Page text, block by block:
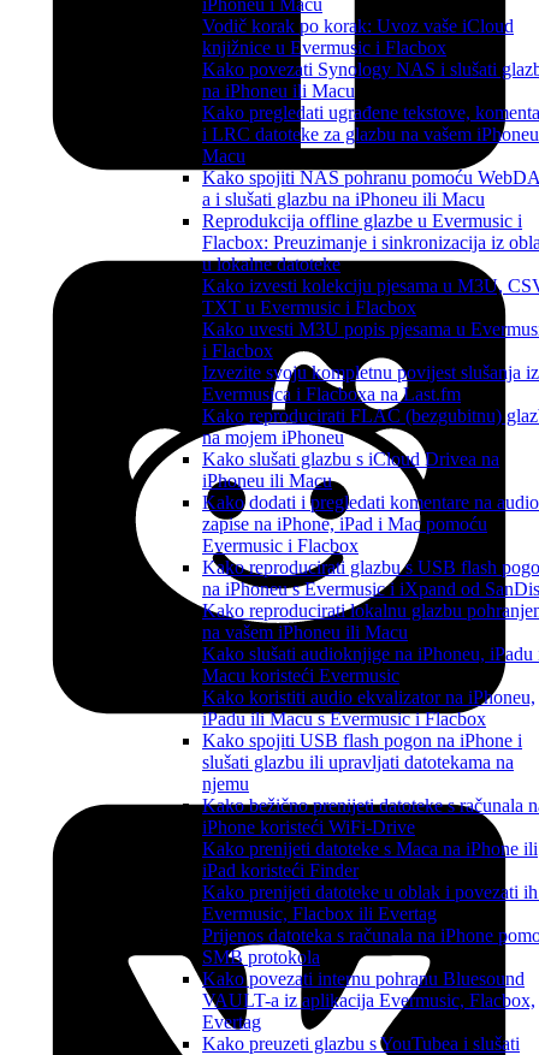
iPhoneu i Macu
Vodič korak po korak: Uvoz vaše iCloud
knjižnice u Evermusic i Flacbox
Kako povezati Synology NAS i slušati
na iPhoneu ili Macu
Kako pregledati ugrađene tekstove,
i LRC datoteke za glazbu na vašem
Macu
Kako spojiti NAS pohranu pomoću
a i slušati glazbu na iPhoneu ili Macu
Reprodukcija offline glazbe u Evermusic i
Flacbox: Preuzimanje i sinkronizacija iz
u lokalne datoteke
Kako izvesti kolekciju pjesama u M3U,
TXT u Evermusic i Flacbox
Kako uvesti M3U popis pjesama u
i Flacbox
Izvezite svoju kompletnu povijest slušanja iz
Evermusica i Flacboxa na Last.fm
Kako reproducirati FLAC (bezgubitnu)
na mojem iPhoneu
Kako slušati glazbu s iCloud Drivea na
iPhoneu ili Macu
Kako dodati i pregledati komentare na audio
zapise na iPhone, iPad i Mac pomoću
Evermusic i Flacbox
Kako reproducirati glazbu s USB flash
na iPhoneu s Evermusic i iXpand od
Kako reproducirati lokalnu glazbu
na vašem iPhoneu ili Macu
Kako slušati audioknjige na iPhoneu, iPadu
Macu koristeći Evermusic
Kako koristiti audio ekvalizator na iPhoneu,
iPadu ili Macu s Evermusic i Flacbox
Kako spojiti USB flash pogon na iPhone i
slušati glazbu ili upravljati datotekama na
njemu
Kako bežično prenijeti datoteke s računala
iPhone koristeći WiFi-Drive
Kako prenijeti datoteke s Maca na iPhone ili
iPad koristeći Finder
Kako prenijeti datoteke u oblak i povezati
Evermusic, Flacbox ili Evertag
Prijenos datoteka s računala na iPhone
SMB protokola
Kako povezati internu pohranu Bluesound
VAULT-a iz aplikacija Evermusic, Flacbox,
Evertag
Kako preuzeti glazbu s YouTubea i slušati